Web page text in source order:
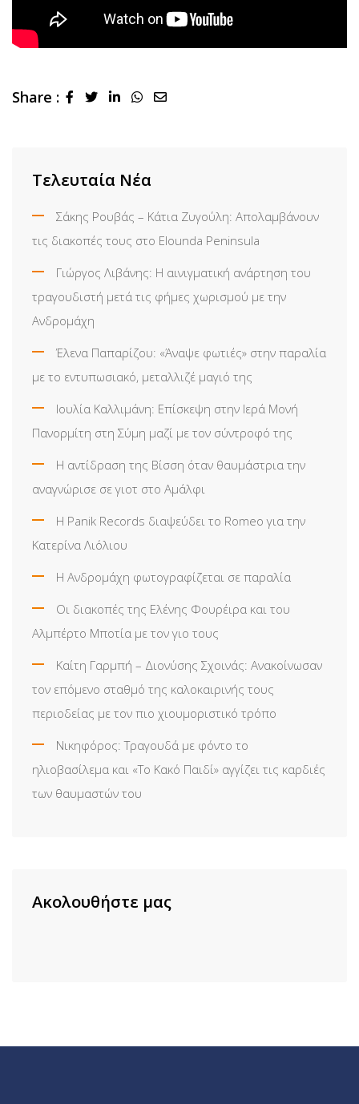
Share : LinkedInWhatsapp
Share
Τελευταία Νέα
Σάκης Ρουβάς – Κάτια Ζυγούλη: Απολαμβάνουν
τις διακοπές τους στο Elounda Peninsula
Γιώργος Λιβάνης: Η αινιγματική ανάρτηση του
τραγουδιστή μετά τις φήμες χωρισμού με την
Ανδρομάχη
Έλενα Παπαρίζου: «Άναψε φωτιές» στην παραλία
με το εντυπωσιακό, μεταλλιζέ μαγιό της
Ιουλία Καλλιμάνη: Επίσκεψη στην Ιερά Μονή
Πανορμίτη στη Σύμη μαζί με τον σύντροφό της
Η αντίδραση της Βίσση όταν θαυμάστρια την
αναγνώρισε σε γιοτ στο Αμάλφι
Η Panik Records διαψεύδει το Romeo για την
Κατερίνα Λιόλιου
Η Ανδρομάχη φωτογραφίζεται σε παραλία
Οι διακοπές της Ελένης Φουρέιρα και του
Αλμπέρτο Μποτία με τον γιο τους
Καίτη Γαρμπή – Διονύσης Σχοινάς: Ανακοίνωσαν
τον επόμενο σταθμό της καλοκαιρινής τους
περιοδείας με τον πιο χιουμοριστικό τρόπο
Νικηφόρος: Τραγουδά με φόντο το
ηλιοβασίλεμα και «Το Κακό Παιδί» αγγίζει τις καρδιές
των θαυμαστών του
Ακολουθήστε μας